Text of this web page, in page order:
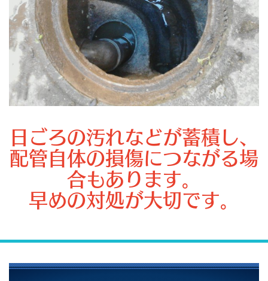
日ごろの汚れなどが蓄積し、
配管自体の損傷につながる場
合もあります。
早めの対処が大切です。